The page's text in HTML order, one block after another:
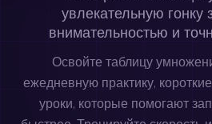
увлекательную гонку
внимательностью и
Освойте таблицу
ежедневную практику,
уроки, которые помогают